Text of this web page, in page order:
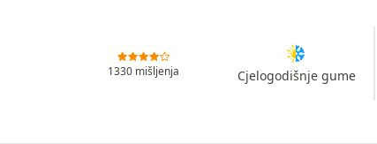
1330 mišljenja Cjelogodišnje gume